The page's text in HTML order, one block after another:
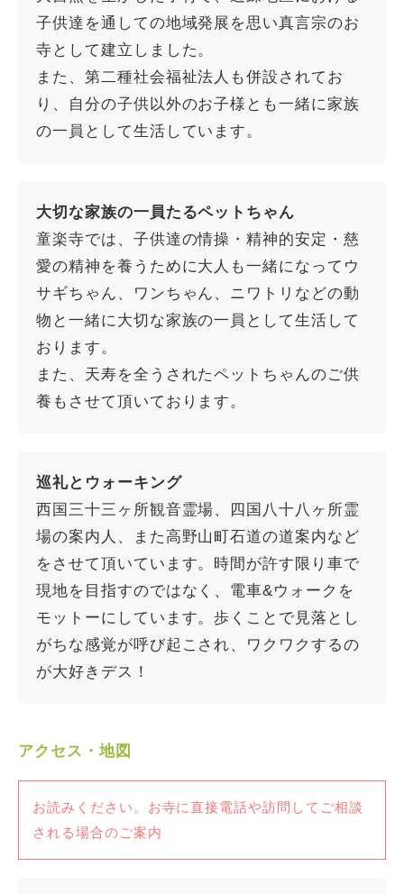
子供達を通しての地域発展を思い真言宗のお
寺として建立しました。
また、第二種社会福祉法人も併設されてお
り、自分の子供以外のお子様とも一緒に家族
の一員として生活しています。
大切な家族の一員たるペットちゃん
童楽寺では、子供達の情操・精神的安定・慈
愛の精神を養うために大人も一緒になってウ
サギちゃん、ワンちゃん、ニワトリなどの動
物と一緒に大切な家族の一員として生活して
おります。
また、天寿を全うされたペットちゃんのご供
養もさせて頂いております。
巡礼とウォーキング
西国三十三ヶ所観音霊場、四国八十八ヶ所霊
場の案内人、また高野山町石道の道案内など
をさせて頂いています。時間が許す限り車で
現地を目指すのではなく、電車&ウォークを
モットーにしています。歩くことで見落とし
がちな感覚が呼び起こされ、ワクワクするの
が大好きデス！
アクセス・地図
お読みください。お寺に直接電話や訪問してご相談
される場合のご案内